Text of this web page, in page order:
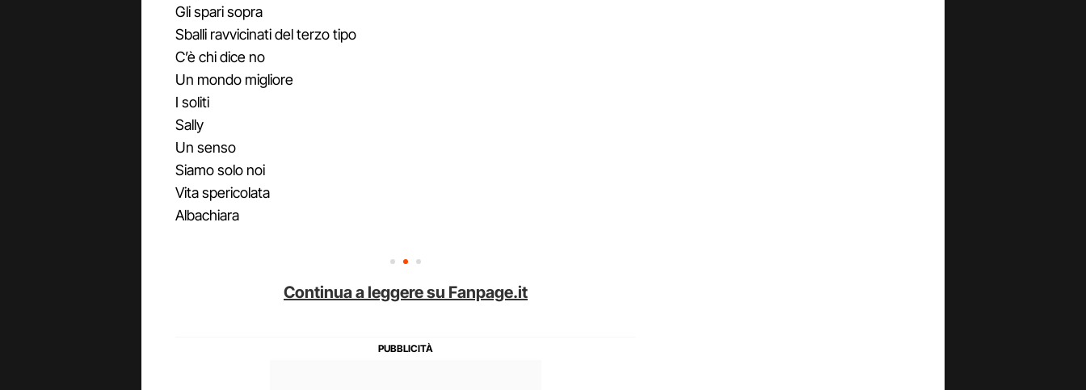
Gli spari sopra
Sballi ravvicinati del terzo tipo
C’è chi dice no
Un mondo migliore
I soliti
Sally
Un senso
Siamo solo noi
Vita spericolata
Albachiara
Continua a leggere su Fanpage.it